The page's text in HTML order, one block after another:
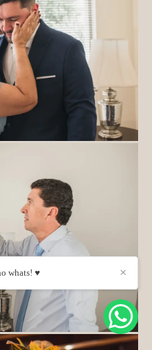
✕
whats! ♥